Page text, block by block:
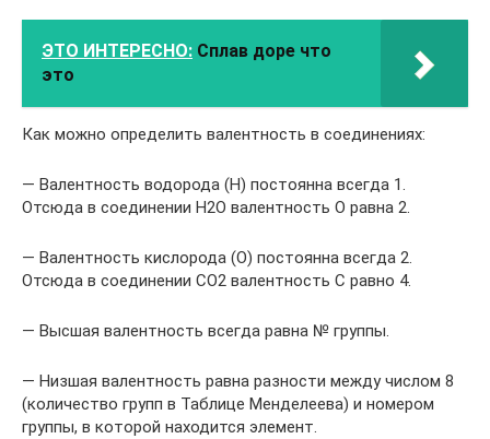
ЭТО ИНТЕРЕСНО: Сплав доре что
это
Как можно определить валентность в соединениях:
— Валентность водорода (H) постоянна всегда 1.
Отсюда в соединении H2O валентность O равна 2.
— Валентность кислорода (O) постоянна всегда 2.
Отсюда в соединении СО2 валентность С равно 4.
— Высшая валентность всегда равна № группы.
— Низшая валентность равна разности между числом 8
(количество групп в Таблице Менделеева) и номером
группы, в которой находится элемент.